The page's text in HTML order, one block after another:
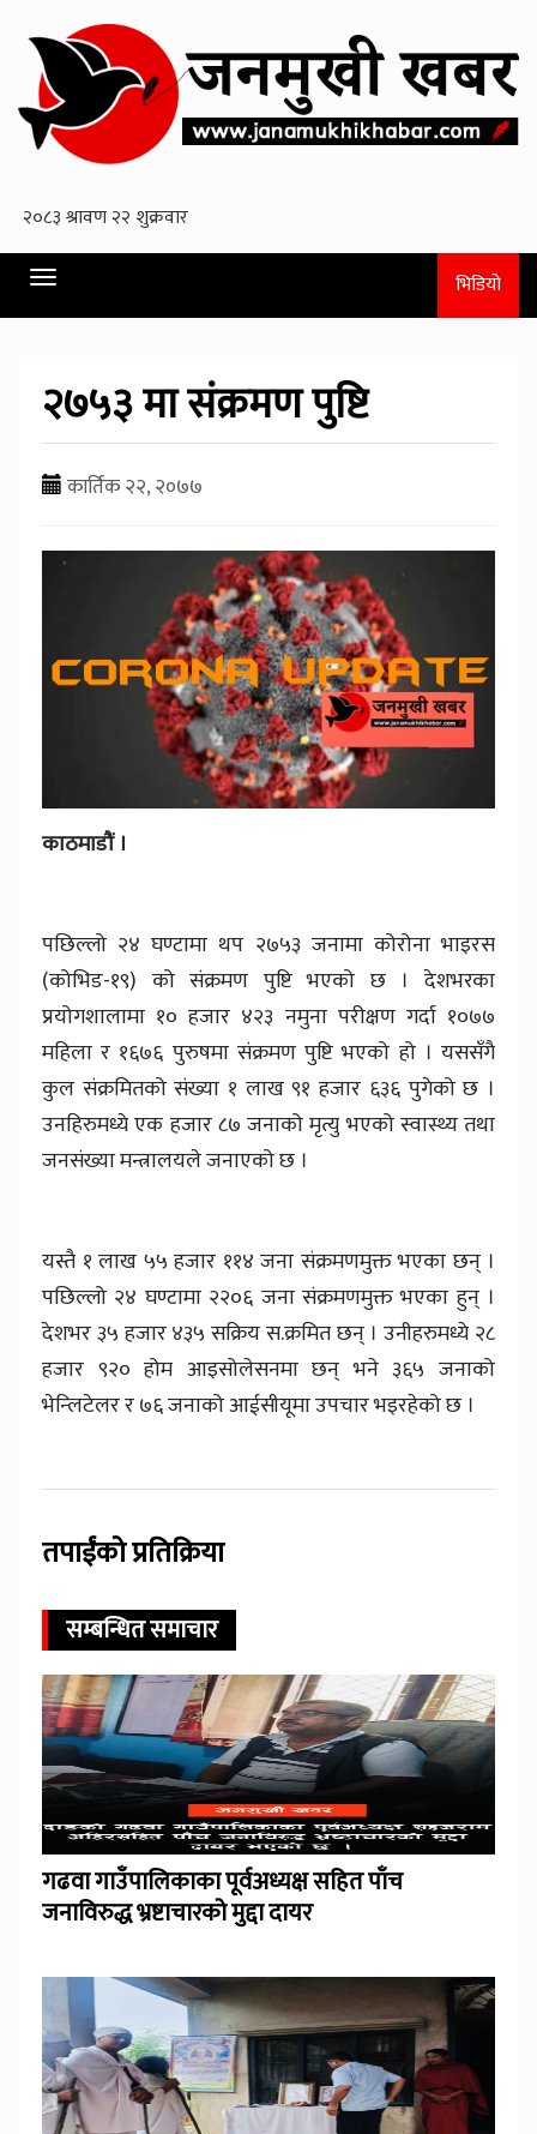
Toggle
navigation
भिडियो
२७५३ मा संक्रमण पुष्टि
कार्तिक २२, २०७७
काठमाडौं ।
पछिल्लो २४ घण्टामा थप २७५३ जनामा कोरोना भाइरस
(कोभिड-१९) को संक्रमण पुष्टि भएको छ । देशभरका
प्रयोगशालामा १० हजार ४२३ नमुना परीक्षण गर्दा १०७७
महिला र १६७६ पुरुषमा संक्रमण पुष्टि भएको हो । यससँगै
कुल संक्रमितको संख्या १ लाख ९१ हजार ६३६ पुगेको छ ।
उनहिरुमध्ये एक हजार ८७ जनाको मृत्यु भएको स्वास्थ्य तथा
जनसंख्या मन्त्रालयले जनाएको छ ।
यस्तै १ लाख ५५ हजार ११४ जना संक्रमणमुक्त भएका छन् ।
पछिल्लो २४ घण्टामा २२०६ जना संक्रमणमुक्त भएका हुन् ।
देशभर ३५ हजार ४३५ सक्रिय स.क्रमित छन् । उनीहरुमध्ये २८
हजार ९२० होम आइसोलेसनमा छन् भने ३६५ जनाको
भेन्लिटेलर र ७६ जनाको आईसीयूमा उपचार भइरहेको छ ।
तपाईंको प्रतिक्रिया
सम्बन्धित समाचार
गढवा गाउँपालिकाका पूर्वअध्यक्ष सहित पाँच
जनाविरुद्ध भ्रष्टाचारको मुद्दा दायर